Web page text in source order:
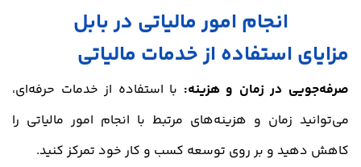
انجام امور مالیاتی در بابل
مزایای استفاده ازخدمات مالیاتی
صرفه‌جویی در زمان و هزینه: با استفاده از خدمات حرفه‌ای،
می‌توانید زمان و هزینه‌های مرتبط با انجام امور مالیاتی را
کاهش دهید و بر روی توسعه کسب و کار خود تمرکز کنید.